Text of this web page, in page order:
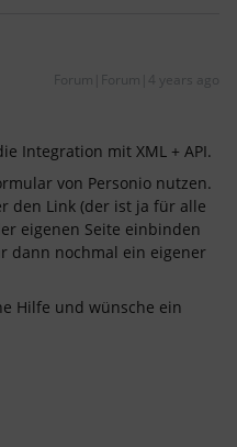
Forum|Forum|4 years ago
Integration mit XML + API.
von Personio nutzen.
den Link (der ist ja für alle
eigenen Seite einbinden
dann nochmal ein eigener
Hilfe und wünsche ein